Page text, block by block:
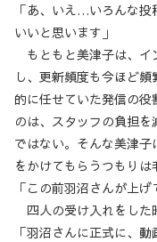
「あ、いえ…いろんな投
いいと思います」
もともと美津子は、イ
し、更新頻度も今ほど
的に任せていた発信の
のは、スタッフの負担を
ではない。そんな美津
をかけてもらうつもりは
「この前羽沼さんが上
四人の受け入れをした
「羽沼さんに正式に、